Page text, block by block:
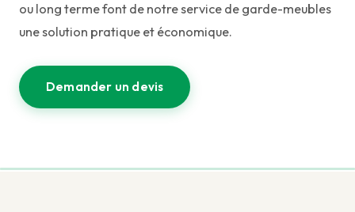
ou long terme font de notre service de garde-meubles
une solution pratique et économique.
Demander un devis